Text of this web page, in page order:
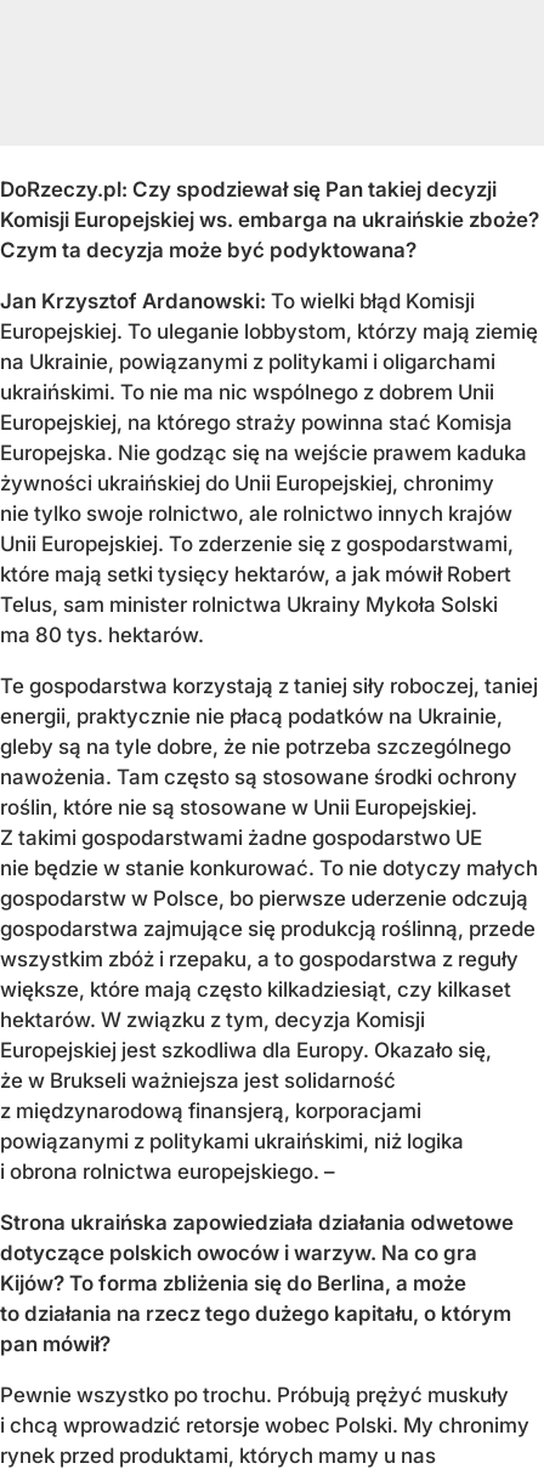
DoRzeczy.pl: Czy spodziewał się Pan takiej decyzji
Komisji Europejskiej ws. embarga na ukraińskie zboże?
Czym ta decyzja może być podyktowana?
Jan Krzysztof Ardanowski: To wielki błąd Komisji
Europejskiej. To uleganie lobbystom, którzy mają ziemię
na Ukrainie, powiązanymi z politykami i oligarchami
ukraińskimi. To nie ma nic wspólnego z dobrem Unii
Europejskiej, na którego straży powinna stać Komisja
Europejska. Nie godząc się na wejście prawem kaduka
żywności ukraińskiej do Unii Europejskiej, chronimy
nie tylko swoje rolnictwo, ale rolnictwo innych krajów
Unii Europejskiej. To zderzenie się z gospodarstwami,
które mają setki tysięcy hektarów, a jak mówił Robert
Telus, sam minister rolnictwa Ukrainy Mykoła Solski
ma 80 tys. hektarów.
Te gospodarstwa korzystają z taniej siły roboczej, taniej
energii, praktycznie nie płacą podatków na Ukrainie,
gleby są na tyle dobre, że nie potrzeba szczególnego
nawożenia. Tam często są stosowane środki ochrony
roślin, które nie są stosowane w Unii Europejskiej.
Z takimi gospodarstwami żadne gospodarstwo UE
nie będzie w stanie konkurować. To nie dotyczy małych
gospodarstw w Polsce, bo pierwsze uderzenie odczują
gospodarstwa zajmujące się produkcją roślinną, przede
wszystkim zbóż i rzepaku, a to gospodarstwa z reguły
większe, które mają często kilkadziesiąt, czy kilkaset
hektarów. W związku z tym, decyzja Komisji
Europejskiej jest szkodliwa dla Europy. Okazało się,
że w Brukseli ważniejsza jest solidarność
z międzynarodową finansjerą, korporacjami
powiązanymi z politykami ukraińskimi, niż logika
i obrona rolnictwa europejskiego. –
Strona ukraińska zapowiedziała działania odwetowe
dotyczące polskich owoców i warzyw. Na co gra
Kijów? To forma zbliżenia się do Berlina, a może
to działania na rzecz tego dużego kapitału, o którym
pan mówił?
Pewnie wszystko po trochu. Próbują prężyć muskuły
i chcą wprowadzić retorsje wobec Polski. My chronimy
rynek przed produktami, których mamy u nas